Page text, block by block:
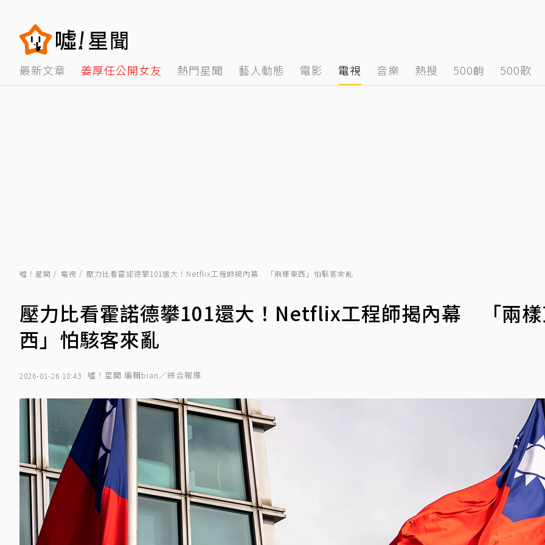
最新文章 姜厚任公開女友 熱門星聞 藝人動態 電影 電視 音樂 熱搜 500齣 500歌
噓！星聞 電視 壓力比看霍諾德攀101還大！Netflix工程師揭內幕 「兩樣東西」怕駭客來亂
壓力比看霍諾德攀101還大！Netflix工程師揭內幕 「兩
西」怕駭客來亂
2026-01-26 10:43 噓！星聞 編輯bian／綜合報導